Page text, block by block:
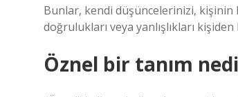
Bunlar, kendi düşüncelerinizi, kişinin
doğrulukları veya yanlışlıkları
Öznel bir tanım